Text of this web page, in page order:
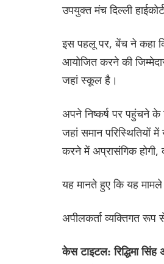
उपयुक्त मंच दिल्ली
इस पहलू पर, बेंच ने कहा
आयोजित करने की
जहां स्कूल है।
अपने निष्कर्ष पर पहुंचने
जहां समान परिस्थितियों
करने में अप्रासंगिक होगी,
यह मानते हुए कि यह
अपीलकर्ता व्यक्तिगत
केस टाइटल: रिद्धिमा